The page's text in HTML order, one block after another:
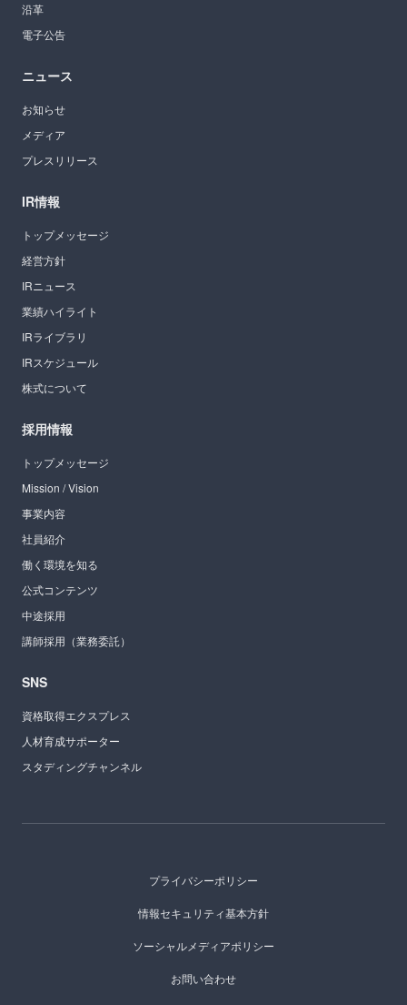
沿革
電子公告
ニュース
お知らせ
メディア
プレスリリース
IR情報
トップメッセージ
経営方針
IRニュース
業績ハイライト
IRライブラリ
IRスケジュール
株式について
採用情報
トップメッセージ
Mission / Vision
事業内容
社員紹介
働く環境を知る
公式コンテンツ
中途採用
講師採用（業務委託）
SNS
資格取得エクスプレス
人材育成サポーター
スタディングチャンネル
プライバシーポリシー
情報セキュリティ基本方針
ソーシャルメディアポリシー
お問い合わせ